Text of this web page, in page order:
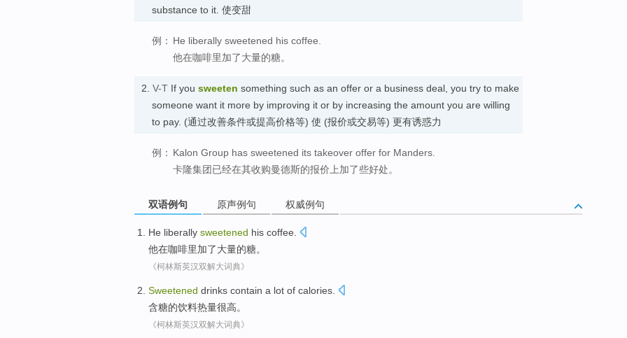
substance to it. 使变甜
例： He liberally sweetened his coffee.
他在咖啡里加了大量的糖。
2. V-T If you sweeten something such as an offer or a business deal, you try to make
someone want it more by improving it or by increasing the amount you are willing
to pay. (通过改善条件或提高价格等) 使 (报价或交易等) 更有诱惑力
例： Kalon Group has sweetened its takeover offer for Manders.
卡隆集团已经在其收购曼德斯的报价上加了些好处。
双语例句 原声例句 权威例句
He liberally sweetened his coffee
他在咖啡里加了大量的糖。
《柯林斯英汉双解大词典》
Sweetened drinks contain a lot of calories
含糖的饮料热量很高。
《柯林斯英汉双解大词典》